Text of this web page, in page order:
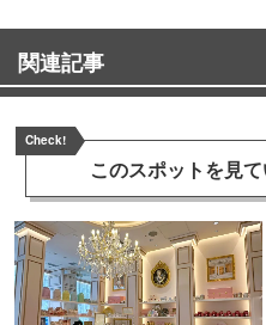
関連記事
Check!
このスポットを見